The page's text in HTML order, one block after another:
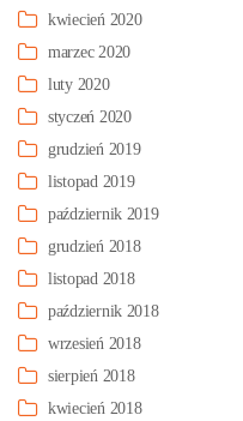
kwiecień 2020
marzec 2020
luty 2020
styczeń 2020
grudzień 2019
listopad 2019
październik 2019
grudzień 2018
listopad 2018
październik 2018
wrzesień 2018
sierpień 2018
kwiecień 2018